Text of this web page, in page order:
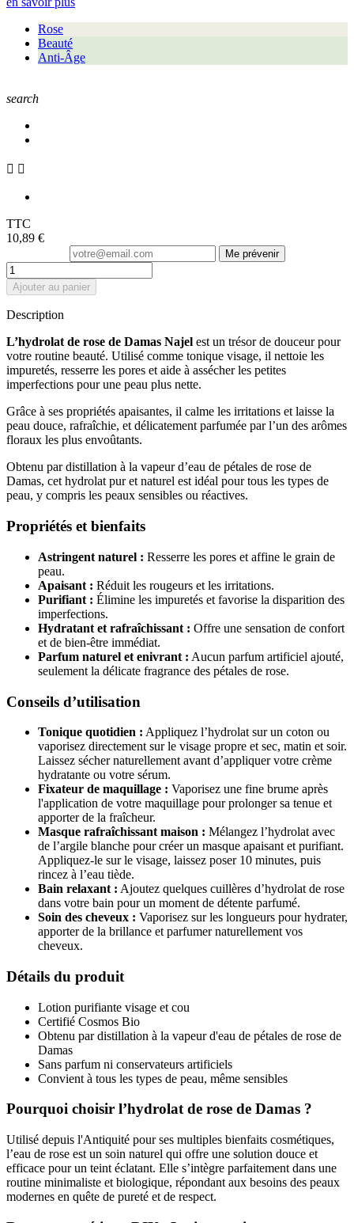
Rose
Beauté
Anti-Âge
search
 
TTC
10,89 €
Me prévenir
Ajouter au panier
Description
L’hydrolat de rose de Damas Najel est un trésor de douceur pour
votre routine beauté. Utilisé comme tonique visage, il nettoie les
impuretés, resserre les pores et aide à assécher les petites
imperfections pour une peau plus nette.
Grâce à ses propriétés apaisantes, il calme les irritations et laisse la
peau douce, rafraîchie, et délicatement parfumée par l’un des arômes
floraux les plus envoûtants.
Obtenu par distillation à la vapeur d’eau de pétales de rose de
Damas, cet hydrolat pur et naturel est idéal pour tous les types de
peau, y compris les peaux sensibles ou réactives.
Propriétés et bienfaits
Astringent naturel : Resserre les pores et affine le grain de
peau.
Apaisant : Réduit les rougeurs et les irritations.
Purifiant : Élimine les impuretés et favorise la disparition des
imperfections.
Hydratant et rafraîchissant : Offre une sensation de confort
et de bien-être immédiat.
Parfum naturel et enivrant : Aucun parfum artificiel ajouté,
seulement la délicate fragrance des pétales de rose.
Conseils d’utilisation
Tonique quotidien : Appliquez l’hydrolat sur un coton ou
vaporisez directement sur le visage propre et sec, matin et soir.
Laissez sécher naturellement avant d’appliquer votre crème
hydratante ou votre sérum.
Fixateur de maquillage : Vaporisez une fine brume après
l'application de votre maquillage pour prolonger sa tenue et
apporter de la fraîcheur.
Masque rafraîchissant maison : Mélangez l’hydrolat avec
de l’argile blanche pour créer un masque apaisant et purifiant.
Appliquez-le sur le visage, laissez poser 10 minutes, puis
rincez à l’eau tiède.
Bain relaxant : Ajoutez quelques cuillères d’hydrolat de rose
dans votre bain pour un moment de détente parfumé.
Soin des cheveux : Vaporisez sur les longueurs pour hydrater,
apporter de la brillance et parfumer naturellement vos
cheveux.
Détails du produit
Lotion purifiante visage et cou
Certifié Cosmos Bio
Obtenu par distillation à la vapeur d'eau de pétales de rose de
Damas
Sans parfum ni conservateurs artificiels
Convient à tous les types de peau, même sensibles
Pourquoi choisir l’hydrolat de rose de Damas ?
Utilisé depuis l'Antiquité pour ses multiples bienfaits cosmétiques,
l’eau de rose est un soin naturel qui offre une solution douce et
efficace pour un teint éclatant. Elle s’intègre parfaitement dans une
routine minimaliste et biologique, répondant aux besoins des peaux
modernes en quête de pureté et de respect.